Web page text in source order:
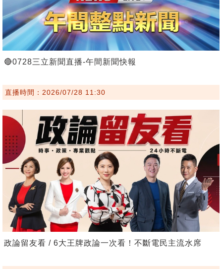
🔴0728三立新聞直播-午間新聞快報
直播時間：2026/07/28 11:30
政論留友看 / 6大王牌政論一次看！不斷電民主流水席